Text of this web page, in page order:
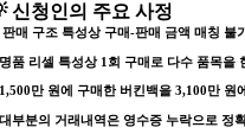
신청인의 주요 사정
판매 구조 특성상 구매-판매 금액 매칭 불
품 리셀 특성상 1회 구매로 다수 품목을
만 원에 구매한 버킨백을 3,100만 원
부분의 거래내역은 영수증 누락으로 정